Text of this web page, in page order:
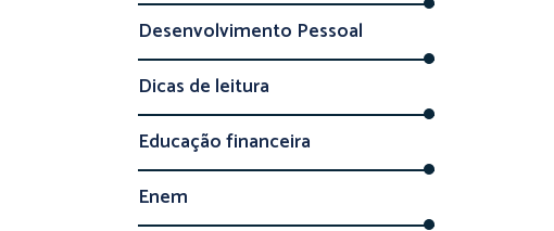
Desenvolvimento Pessoal
Dicas de leitura
Educação financeira
Enem